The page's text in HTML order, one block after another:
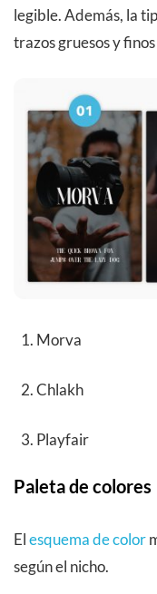
legible. Además, la
trazos gruesos y
Morva
Chlakh
Playfair
Paleta de colores
Elesquema de color
según el nicho.